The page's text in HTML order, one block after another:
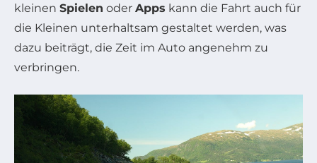
kleinen Spielen oder Apps kann die Fahrt auch für
die Kleinen unterhaltsam gestaltet werden, was
dazu beiträgt, die Zeit im Auto angenehm zu
verbringen.